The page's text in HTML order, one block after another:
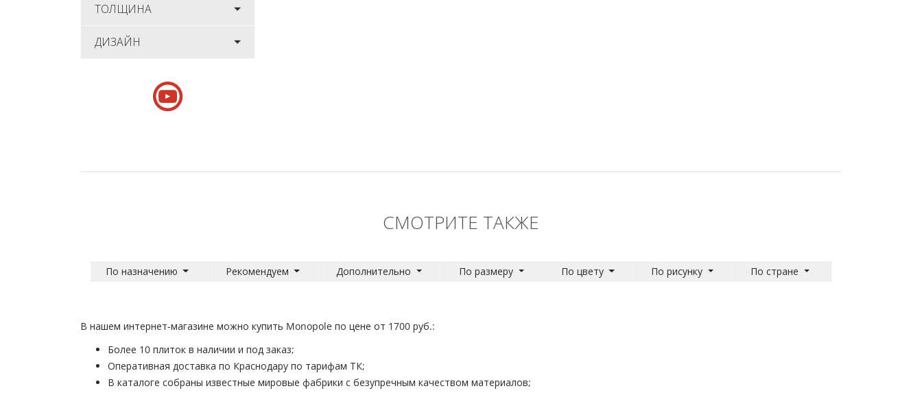
ТОЛЩИНА
ДИЗАЙН
СМОТРИТЕ ТАКЖЕ
По назначению Рекомендуем Дополнительно По размеру По цвету По рисунку По стране
В нашем интернет-магазине можно купить Monopole по цене от 1700 руб.:
Более 10 плиток в наличии и под заказ;
Оперативная доставка по Краснодару по тарифам ТК;
В каталоге собраны известные мировые фабрики с безупречным качеством материалов;